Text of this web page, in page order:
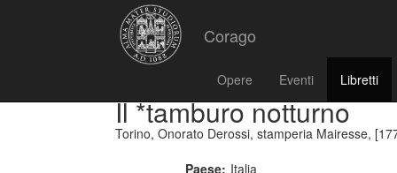
Corago
Opere Eventi Libretti
Il *tamburo notturno
Torino, Onorato Derossi, stamperia Mairesse,
Paese: Italia